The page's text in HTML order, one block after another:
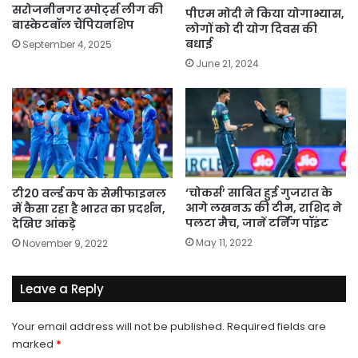
सरोजनीनगर स्पोर्ट्स लीग की
बास्केटबॉल चैंपियनशिप
September 4, 2025
पीएम मोदी ने किया योगाभ्यास,
लोगों को दी योग दिवस की
बधाई
June 21, 2024
टी20 वर्ल्ड कप के सेमीफाइनल
में कैसा रहा है भारत का प्रदर्शन,
देखिए आंकड़े
November 9, 2022
‘चोकर्स’ साबित हुई गुजरात के
आगे लखनऊ की टीम, राशिद ने
पलटा मैच, जानें टर्निंग पॉइंट
May 11, 2022
Leave a Reply
Your email address will not be published. Required fields are
marked *